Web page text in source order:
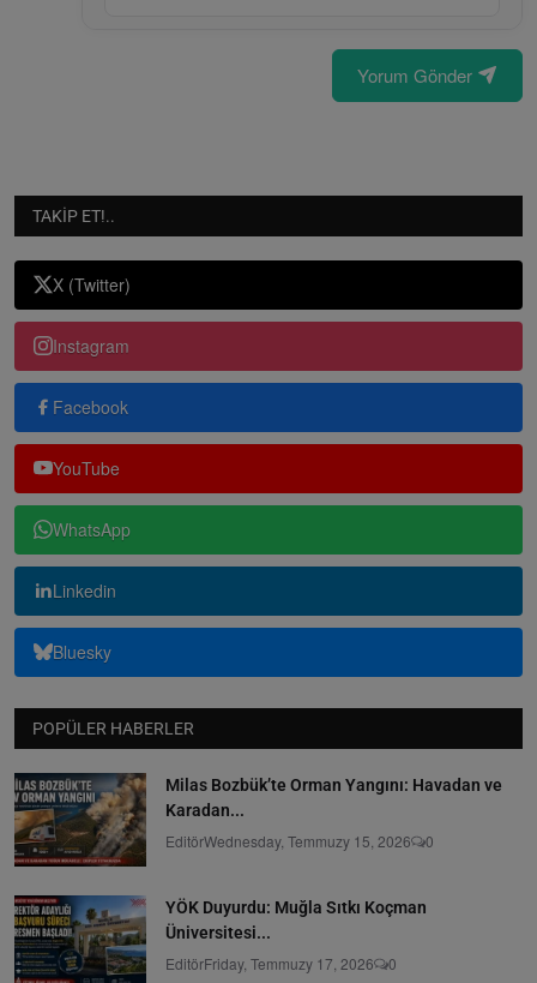
Yorum Gönder
TAKIP ET!..
X (Twitter)
Instagram
Facebook
YouTube
WhatsApp
Linkedin
Bluesky
POPÜLER HABERLER
Milas Bozbük’te Orman Yangını: Havadan ve
Karadan...
EditörWednesday, Temmuzy 15, 2026 0
YÖK Duyurdu: Muğla Sıtkı Koçman
Üniversitesi...
EditörFriday, Temmuzy 17, 2026 0